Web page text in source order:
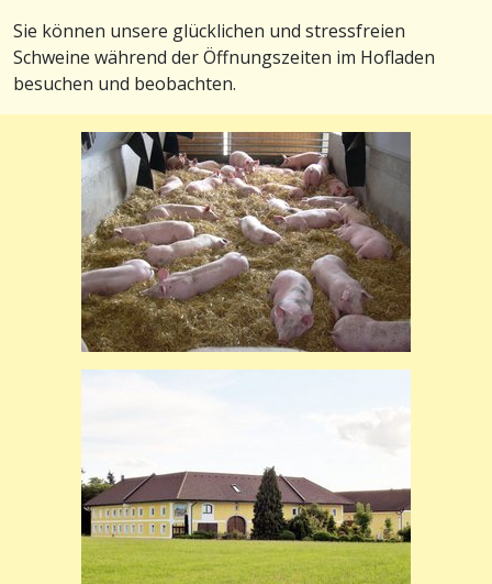
Sie können unsere glücklichen und stressfreien
Schweine während der Öffnungszeiten im Hofladen
besuchen und beobachten.